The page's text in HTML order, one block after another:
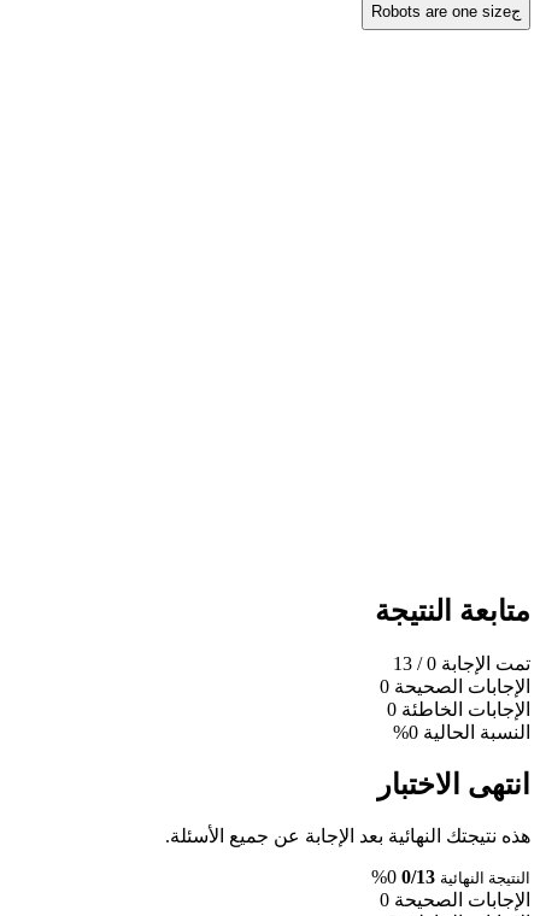
جRobots are one size
متابعة النتيجة
تمت الإجابة 0
/ 13
الإجابات الصحيحة 0
الإجابات الخاطئة 0
النسبة الحالية 0%
انتهى الاختبار
هذه نتيجتك النهائية بعد الإجابة عن جميع الأسئلة.
النتيجة النهائية 0/13
0%
الإجابات الصحيحة 0